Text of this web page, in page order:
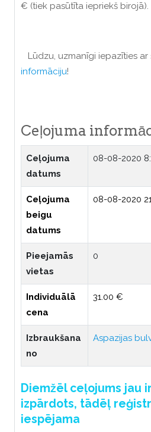
€ (tiek pasūtīta iepriekš birojā).
Lūdzu, uzmanīgi iepazīties ar
informāciju!
Ceļojuma
Ceļojuma
datums
08-08-2020
Ceļojuma
beigu
datums
08-08-2020
Pieejamās
vietas
0
Individuālā
cena
31.00 €
Izbraukšana
no
Aspazijas
Diemžēl ceļojums jau
izpārdots, tādēļ
iespējama